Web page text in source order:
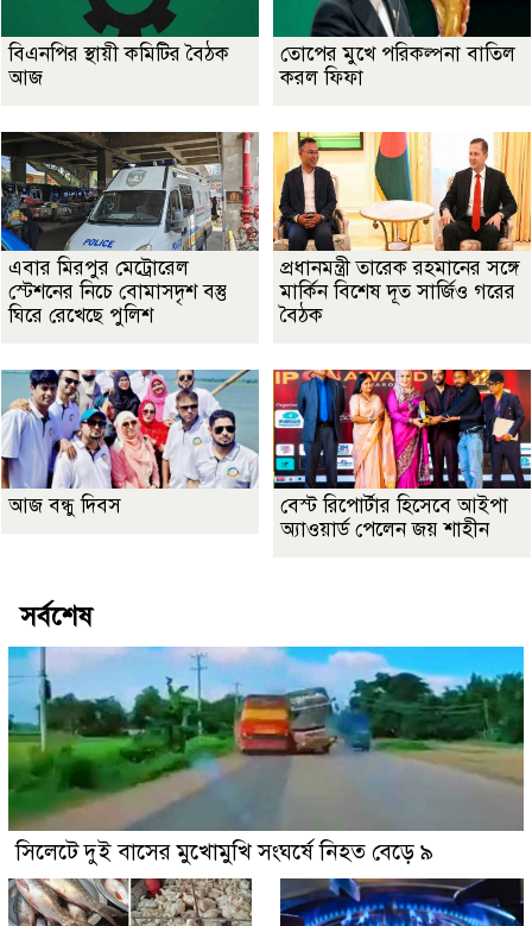
বিএনপির স্থায়ী কমিটির বৈঠক
আজ
তোপের মুখে পরিকল্পনা বাতিল
করল ফিফা
এবার মিরপুর মেট্রোরেল
স্টেশনের নিচে বোমাসদৃশ বস্তু
ঘিরে রেখেছে পুলিশ
প্রধানমন্ত্রী তারেক রহমানের সঙ্গে
মার্কিন বিশেষ দূত সার্জিও গরের
বৈঠক
আজ বন্ধু দিবস
বেস্ট রিপোর্টার হিসেবে আইপা
অ্যাওয়ার্ড পেলেন জয় শাহীন
সর্বশেষ
সিলেটে দুই বাসের মুখোমুখি সংঘর্ষে নিহত বেড়ে ৯